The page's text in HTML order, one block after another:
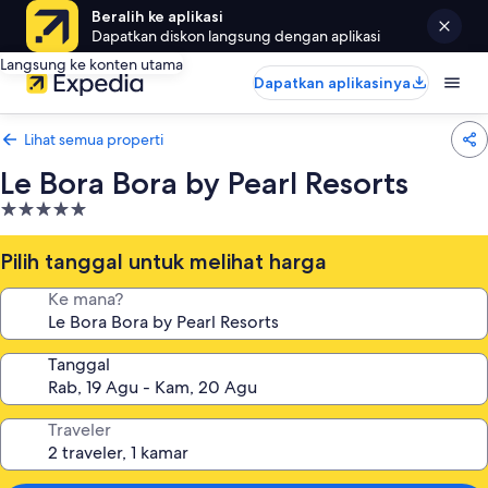
Beralih ke aplikasi
Dapatkan diskon langsung dengan aplikasi
Langsung ke konten utama
Dapatkan aplikasinya
Lihat semua properti
Le Bora Bora by Pearl Resorts
Properti
bintang
5.0
Pilih tanggal untuk melihat harga
Ke mana?
Tanggal
Traveler